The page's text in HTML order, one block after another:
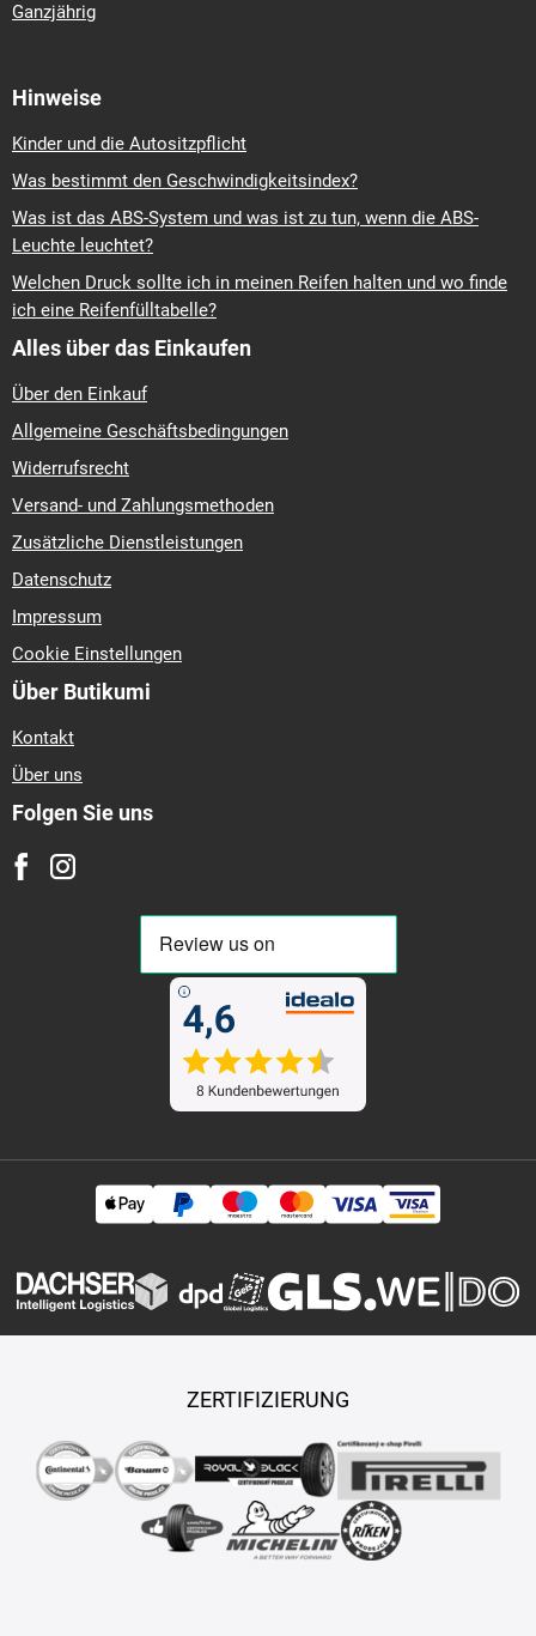
Ganzjährig
Hinweise
Kinder und die Autositzpflicht
Was bestimmt den Geschwindigkeitsindex?
Was ist das ABS-System und was ist zu tun, wenn die ABS-
Leuchte leuchtet?
Welchen Druck sollte ich in meinen Reifen halten und wo finde
ich eine Reifenfülltabelle?
Alles über das Einkaufen
Über den Einkauf
Allgemeine Geschäftsbedingungen
Widerrufsrecht
Versand- und Zahlungsmethoden
Zusätzliche Dienstleistungen
Datenschutz
Impressum
Cookie Einstellungen
Über Butikumi
Kontakt
Über uns
Folgen Sie uns
ZERTIFIZIERUNG